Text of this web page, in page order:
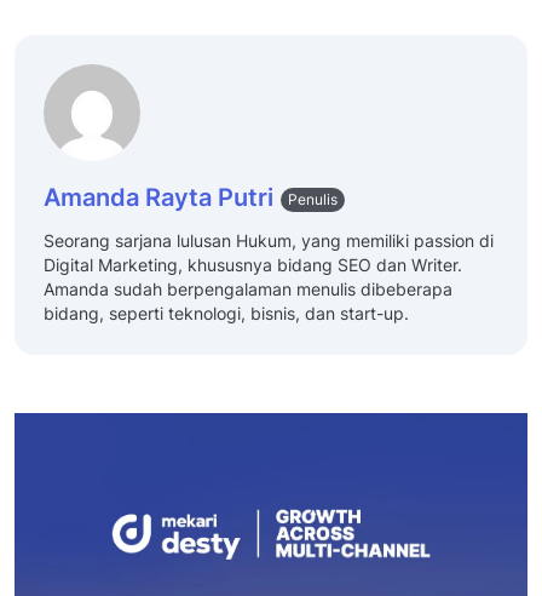
Amanda Rayta Putri Penulis
Seorang sarjana lulusan Hukum, yang memiliki passion di
Digital Marketing, khususnya bidang SEO dan Writer.
Amanda sudah berpengalaman menulis dibeberapa
bidang, seperti teknologi, bisnis, dan start-up.